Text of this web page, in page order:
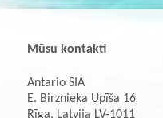
Mūsu kontakti
Antario SIA
E. Birznieka Upīša 16
Rīga, Latvija LV-1011